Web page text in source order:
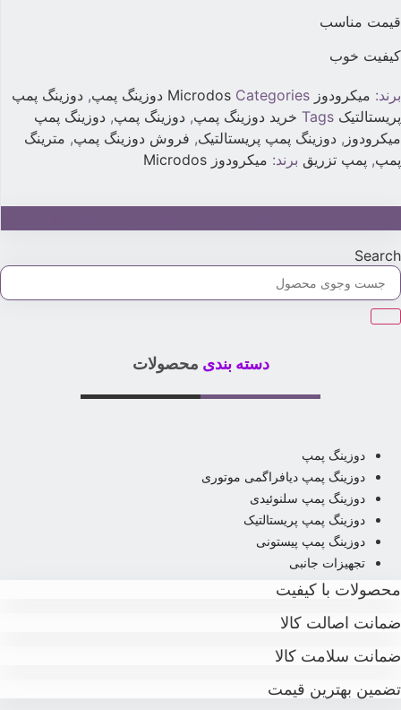
قیمت مناسب
کیفیت خوب
برند: میکرودوز Microdos Categories دوزینگ پمپ, دوزینگ پمپ
پریستالتیک Tags خرید دوزینگ پمپ, دوزینگ پمپ, دوزینگ پمپ
میکرودوز , دوزینگ پمپ پریستالتیک, فروش دوزینگ پمپ, مترینگ
پمپ, پمپ تزریق برند: میکرودوز Microdos
Search
دسته بندی محصولات
دوزینگ پمپ
دوزینگ پمپ دیافراگمی موتوری
دوزینگ پمپ سلنوئیدی
دوزینگ پمپ پریستالتیک
دوزینگ پمپ پیستونی
تجهیزات جانبی
محصولات با کیفیت
ضمانت اصالت کالا
ضمانت سلامت کالا
تضمین بهترین قیمت